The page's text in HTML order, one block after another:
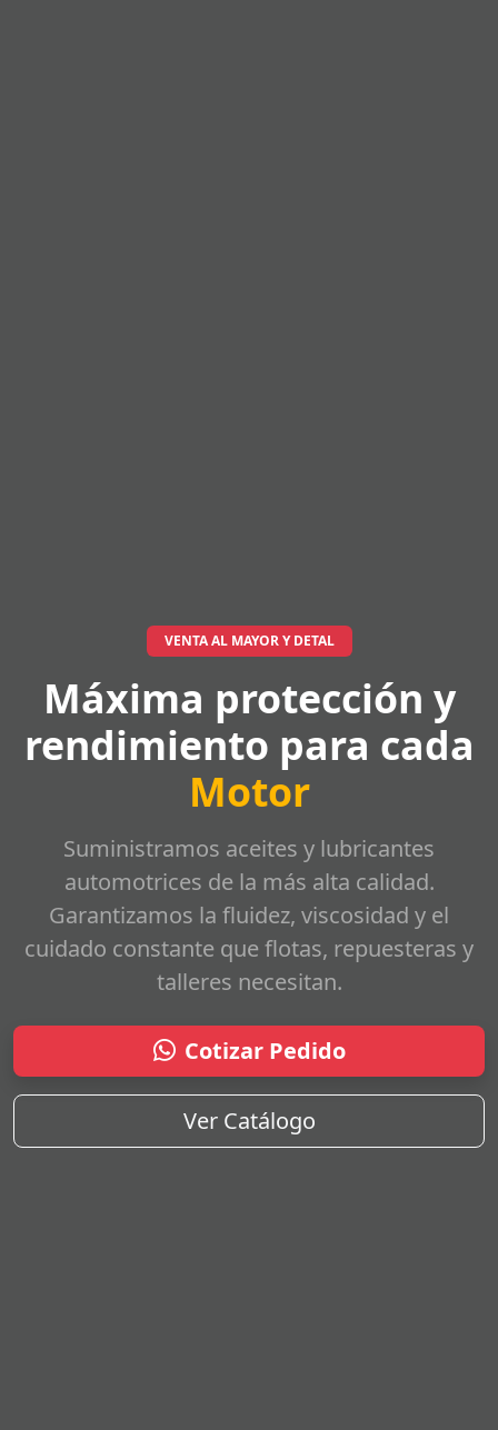
VENTA AL MAYOR Y DETAL
Máxima protección y
rendimiento para cada
Motor
Suministramos aceites y lubricantes
automotrices de la más alta calidad.
Garantizamos la fluidez, viscosidad y el
cuidado constante que flotas, repuesteras y
talleres necesitan.
Cotizar Pedido
Ver Catálogo